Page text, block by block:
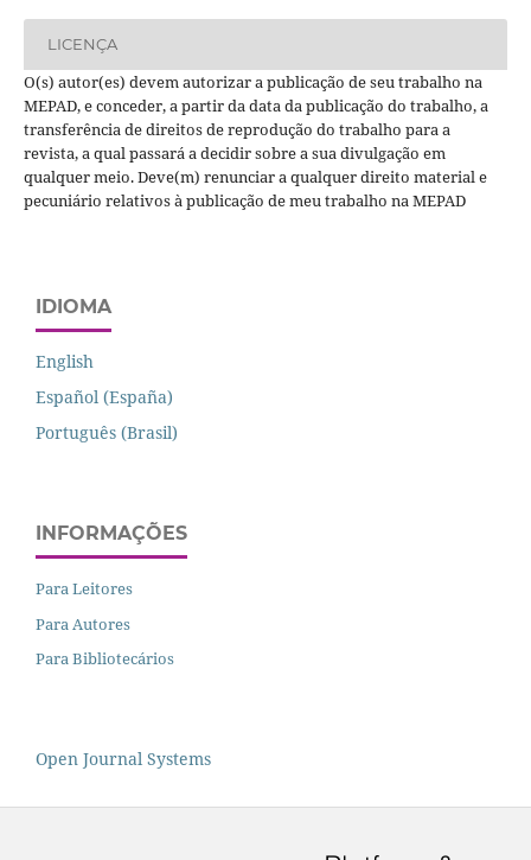
LICENÇA
O(s) autor(es) devem autorizar a publicação de seu trabalho na
MEPAD, e conceder, a partir da data da publicação do trabalho, a
transferência de direitos de reprodução do trabalho para a
revista, a qual passará a decidir sobre a sua divulgação em
qualquer meio. Deve(m) renunciar a qualquer direito material e
pecuniário relativos à publicação de meu trabalho na MEPAD
IDIOMA
English
Español (España)
Português (Brasil)
INFORMAÇÕES
Para Leitores
Para Autores
Para Bibliotecários
Open Journal Systems